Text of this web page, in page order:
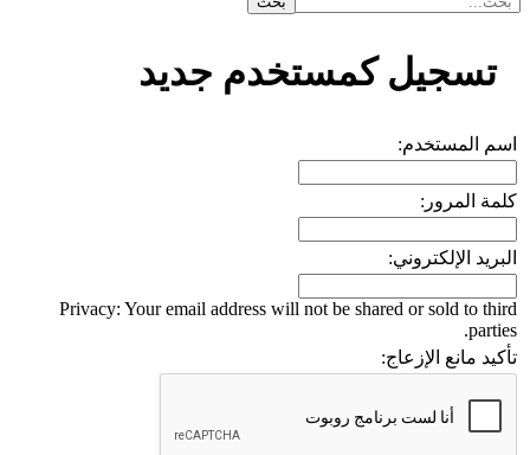
تسجيل كمستخدم جديد
اسم المستخدم:
كلمة المرور:
البريد الإلكتروني:
Privacy: Your email address will not be shared or sold to third
parties.
تأكيد مانع الإزعاج: